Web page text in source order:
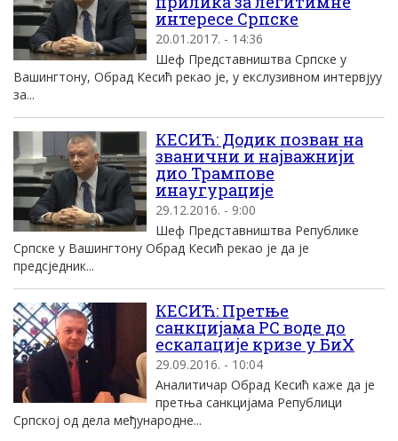
интересе Српске
20.01.2017. - 14:36
Шеф Представништва Српске у
Вашингтону, Обрад Кесић рекао је, у екслузивном интервјуу
за...
КЕСИЋ: Додик позван на
званични и најважнији
дио Трампове
инаугурације
29.12.2016. - 9:00
Шеф Представништва Републике
Српске у Вашингтону Обрад Кесић рекао је да је
предсједник...
КЕСИЋ: Претње
санкцијама РС воде до
ескалације кризе у БиХ
29.09.2016. - 10:04
Aналитичар Oбрад Kесић каже да jе
претња санкциjама Републици
Српскоj од дела међународне...